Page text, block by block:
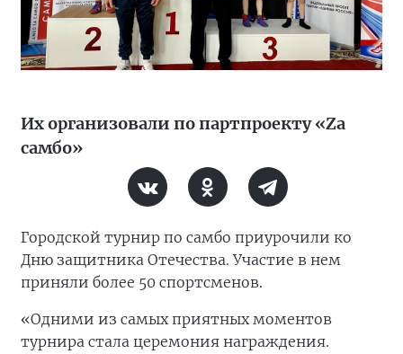
Их организовали по партпроекту «Zа
самбо»
Городской турнир по самбо приурочили ко
Дню защитника Отечества. Участие в нем
приняли более 50 спортсменов.
«Одними из самых приятных моментов
турнира стала церемония награждения.